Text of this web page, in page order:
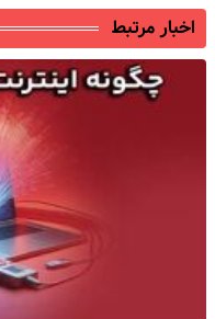
اخبار مرتبط